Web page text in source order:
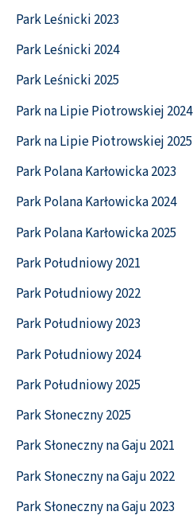
Park Leśnicki 2023
Park Leśnicki 2024
Park Leśnicki 2025
Park na Lipie Piotrowskiej 2024
Park na Lipie Piotrowskiej 2025
Park Polana Karłowicka 2023
Park Polana Karłowicka 2024
Park Polana Karłowicka 2025
Park Południowy 2021
Park Południowy 2022
Park Południowy 2023
Park Południowy 2024
Park Południowy 2025
Park Słoneczny 2025
Park Słoneczny na Gaju 2021
Park Słoneczny na Gaju 2022
Park Słoneczny na Gaju 2023